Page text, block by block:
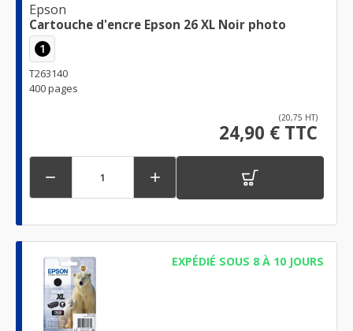
Epson
Cartouche d'encre Epson 26 XL Noir photo
1
T263140
400 pages
(20,75 HT)
24,90 € TTC
 
EXPÉDIÉ SOUS 8 À 10 JOURS